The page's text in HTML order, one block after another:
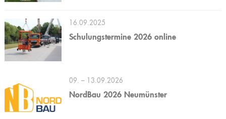
16.09.2025
Schulungstermine 2026 online
09. – 13.09.2026
NordBau 2026 Neumünster